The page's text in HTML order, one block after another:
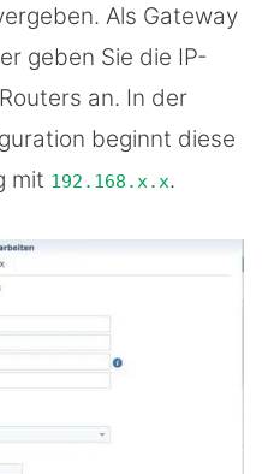
Als Gateway
geben Sie die IP-
an. In der
beginnt diese
mit 192.168.x.x.